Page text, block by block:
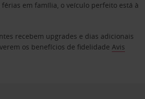
férias em família, o veículo perfeito está à
recebem upgrades e dias adicionais
os benefícios de fidelidade Avis